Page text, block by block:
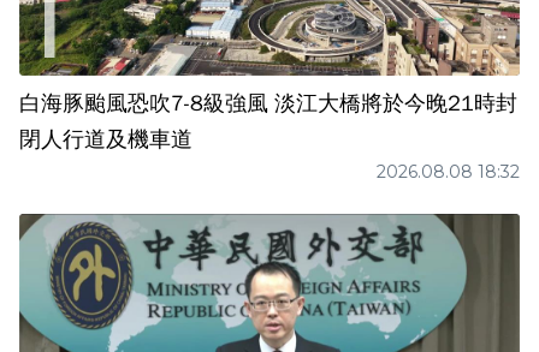
白海豚颱風恐吹7-8級強風 淡江大橋將於今晚21時封
閉人行道及機車道
2026.08.08 18:32